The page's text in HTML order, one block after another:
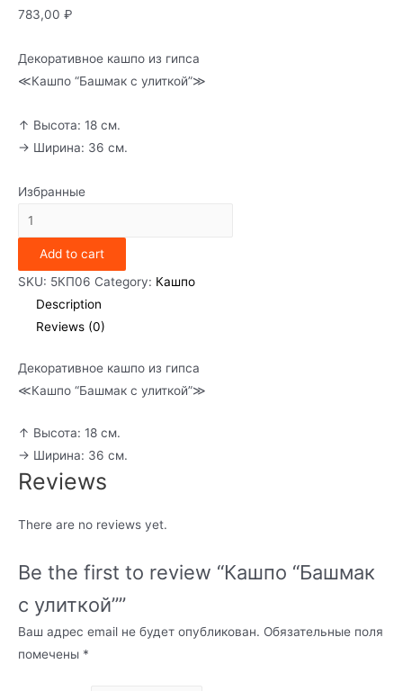
783,00 ₽
Декоративное кашпо из гипса
≪Кашпо “Башмак с улиткой”≫
↑ Высота: 18 см.
→ Ширина: 36 см.
Избранные
Кашпо
"Башмак
улиткой"
quantity
Add to cart
SKU: 5КП06 Category: Кашпо
Description
Reviews (0)
Декоративное кашпо из гипса
≪Кашпо “Башмак с улиткой”≫
↑ Высота: 18 см.
→ Ширина: 36 см.
Reviews
There are no reviews yet.
Be the first to review “Кашпо “Башмак
с улиткой””
Ваш адрес email не будет опубликован. Обязательные поля
помечены *